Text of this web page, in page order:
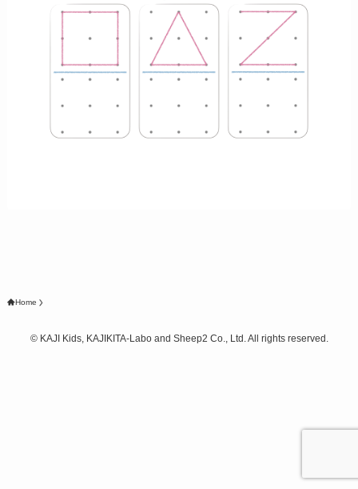
Home
©KAJI Kids, KAJIKITA-Labo and Sheep2 Co., Ltd. All rights reserved.